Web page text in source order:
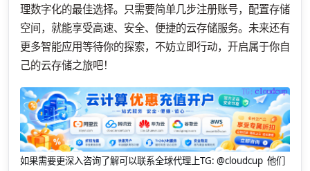
理数字化的最佳选择。只需要简单几步注册账号，配置存储
空间，就能享受高速、安全、便捷的云存储服务。未来还有
更多智能应用等待你的探索，不妨立即行动，开启属于你自
己的云存储之旅吧！
如果需要更深入咨询了解可以联系全球代理上TG: @cloudcup 他们